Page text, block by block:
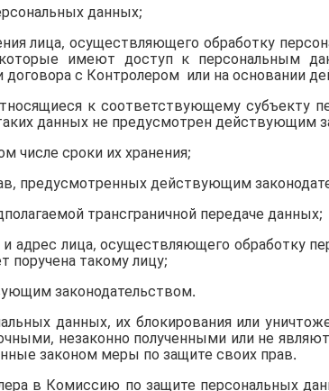
данных;
лица, осуществляющего обработку
которые имеют доступ к персональным
с Контролером или на основании
к соответствующему субъекту
данных не предусмотрен действующим
числе сроки их хранения;
предусмотренных действующим
трансграничной передаче данных;
адрес лица, осуществляющего обработку
поручена такому лицу;
законодательством.
данных, их блокирования или
незаконно полученными или не
законом меры по защите своих прав.
в Комиссию по защите персональных